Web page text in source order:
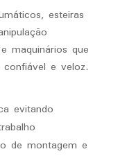
esteiras
maquinários que
e veloz.
evitando
de montagem e